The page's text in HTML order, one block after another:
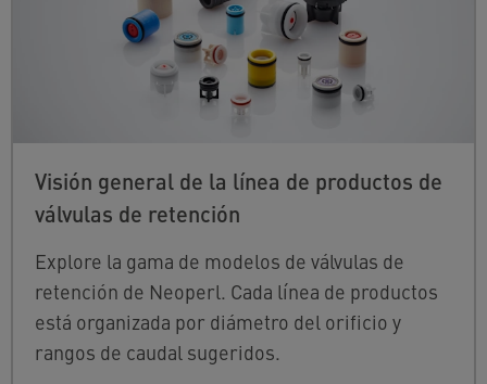
Visión general de la línea de productos de
válvulas de retención
Explore la gama de modelos de válvulas de
retención de Neoperl. Cada línea de productos
está organizada por diámetro del orificio y
rangos de caudal sugeridos.